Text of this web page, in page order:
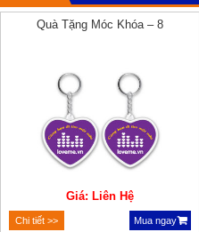
Quà Tặng Móc Khóa – 8
Giá: Liên Hệ
Chi tiết >> Mua ngay